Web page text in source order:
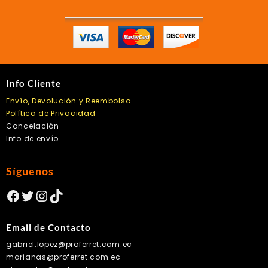
Info Cliente
Envío, Devolución y Reembolso
Política de Privacidad
Cancelación
Info de envío
Síguenos
Facebook
Twitter
Instagram
TikTok
Email de Contacto
gabriel.lopez@proferret.com.ec
marianas@proferret.com.ec